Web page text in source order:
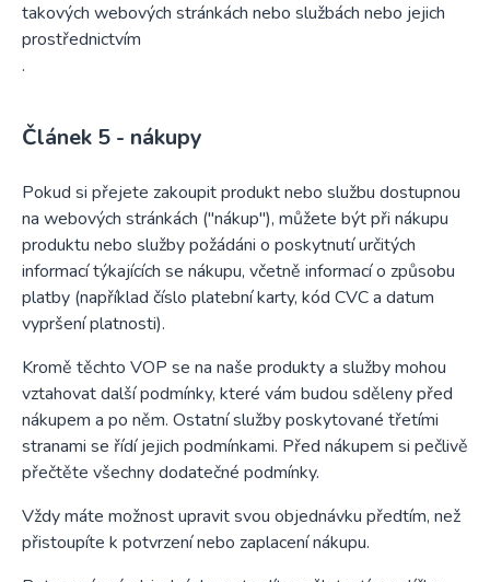
takových webových stránkách nebo službách nebo jejich
prostřednictvím
.
nákupy
Pokud si přejete zakoupit produkt nebo službu dostupnou
na webových stránkách ("nákup"), můžete být při nákupu
produktu nebo služby požádáni o poskytnutí určitých
informací týkajících se nákupu, včetně informací o způsobu
platby (například číslo platební karty, kód CVC a datum
vypršení platnosti).
Kromě těchto VOP se na naše produkty a služby mohou
vztahovat další podmínky, které vám budou sděleny před
nákupem a po něm. Ostatní služby poskytované třetími
stranami se řídí jejich podmínkami. Před nákupem si pečlivě
přečtěte všechny dodatečné podmínky.
Vždy máte možnost upravit svou objednávku předtím, než
přistoupíte k potvrzení nebo zaplacení nákupu.